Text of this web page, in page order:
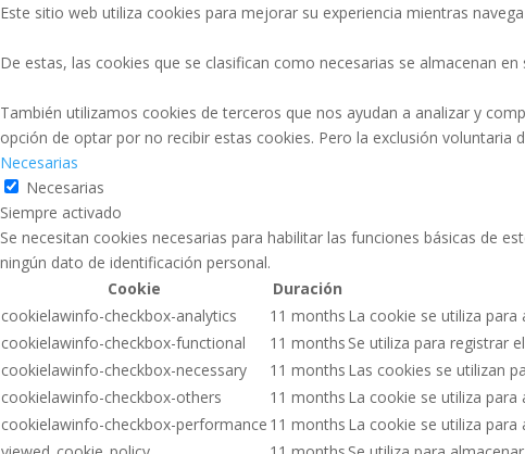
Este sitio web utiliza cookies para mejorar su experiencia mientras
De estas, las cookies que se clasifican como necesarias se almacenan
También utilizamos cookies de terceros que nos ayudan a analizar y
opción de optar por no recibir estas cookies. Pero la exclusión voluntaria
Necesarias
Necesarias
Siempre activado
Se necesitan cookies necesarias para habilitar las funciones básicas de
ningún dato de identificación personal.
Cookie
Duración
cookielawinfo-checkbox-analytics
11 months La cookie se utiliza
cookielawinfo-checkbox-functional
11 months Se utiliza para registrar
cookielawinfo-checkbox-necessary
11 months Las cookies se utilizan
cookielawinfo-checkbox-others
11 months La cookie se utiliza
cookielawinfo-checkbox-performance 11 months La cookie se utiliza